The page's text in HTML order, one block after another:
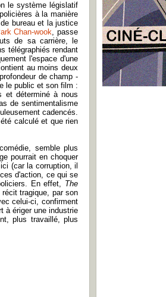
le système législatif
à la manière
bureau et la justice
Chan-wook, passe
de sa carrière, le
télégraphiés rendant
l'espace d'une
au moins deux
de champ -
le public et son film :
et déterminé à nous
de sentimentalisme
cadencés.
calculé et que rien
semble plus
pourrait en choquer
(car la corruption, il
d'action, ce qui se
En effet, The
tragique, par son
celui-ci, confirment
à ériger une industrie
plus travaillé, plus